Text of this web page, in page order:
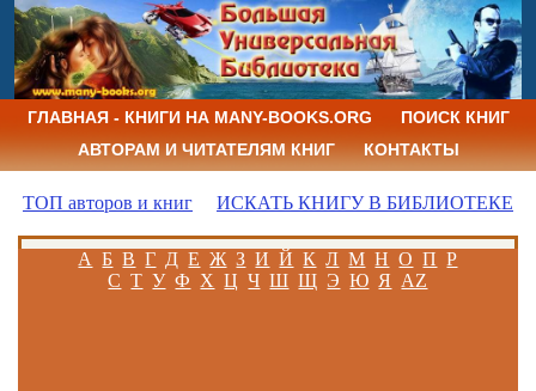
ГЛАВНАЯ - КНИГИ НА MANY-BOOKS.ORG
ПОИСК КНИГ
АВТОРАМ И ЧИТАТЕЛЯМ КНИГ
КОНТАКТЫ
ТОП авторов и книг ИСКАТЬ КНИГУ В БИБЛИОТЕКЕ
А Б В Г Д Е Ж З И Й К Л М Н О П Р
С Т У Ф Х Ц Ч Ш Щ Э Ю Я AZ